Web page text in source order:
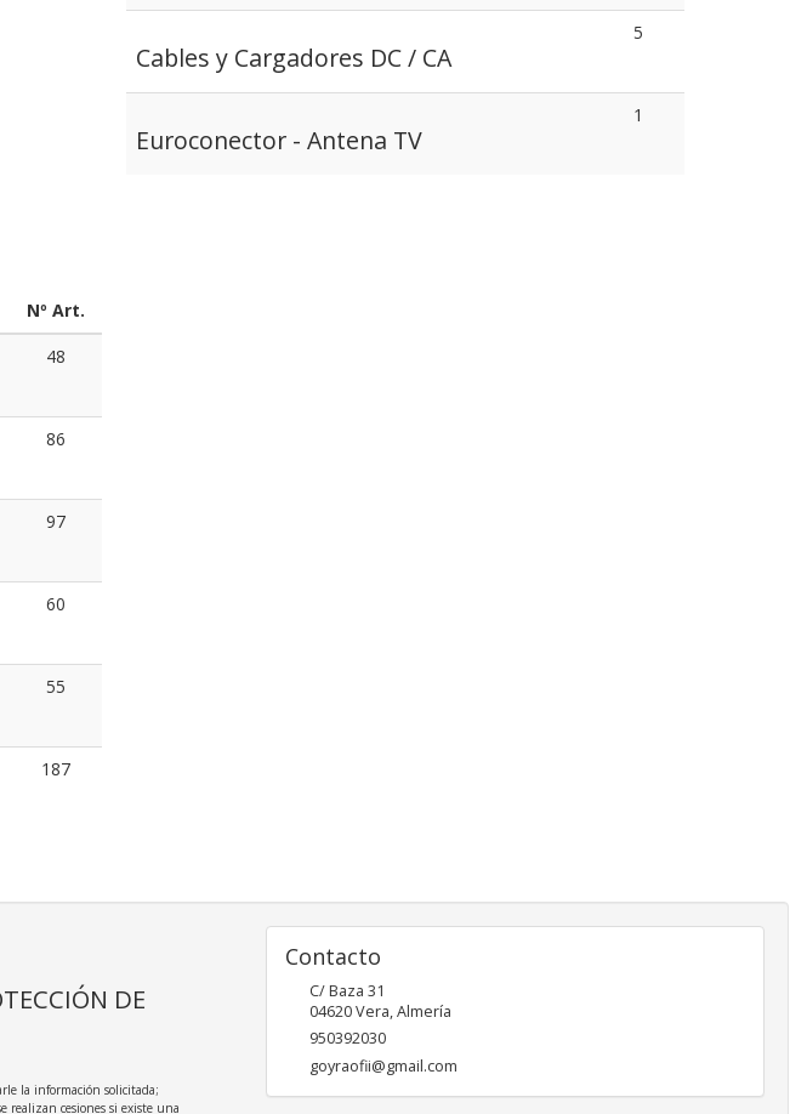
Cables y Cargadores DC / CA
5
Euroconector - Antena TV
1
Nº Art.
48
86
97
60
55
187
DE
la información solicitada;
realizan cesiones si existe una
Contacto
C/ Baza 31
04620Vera,Almería
950392030
goyraofii@gmail.com